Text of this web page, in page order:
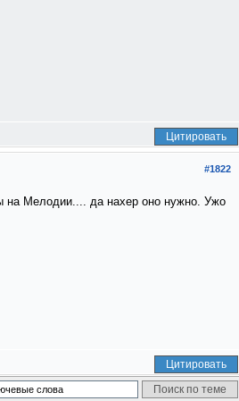
Цитировать
#1822
на Мелодии.... да нахер оно нужно. Ужо
Цитировать